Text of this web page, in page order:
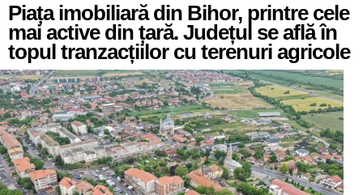
Piața imobiliară din Bihor, printre cele
mai active din țară. Județul se află în
topul tranzacțiilor cu terenuri agricole